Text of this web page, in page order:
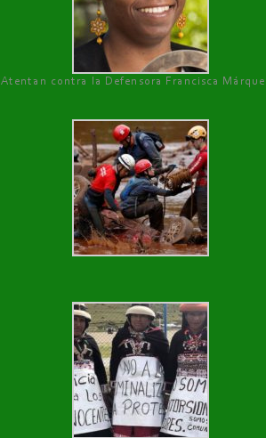
Atentan contra la Defensora Francisca